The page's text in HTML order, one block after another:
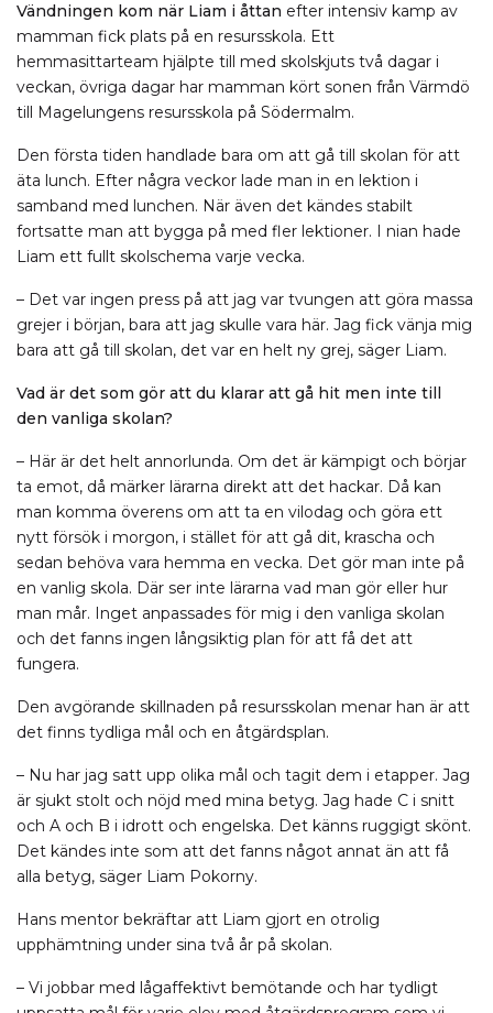
Vändningen kom när Liam i åttan efter intensiv kamp av
mamman fick plats på en resursskola. Ett
hemmasittarteam hjälpte till med skolskjuts två dagar i
veckan, övriga dagar har mamman kört sonen från Värmdö
till Magelungens resursskola på Södermalm.
Den första tiden handlade bara om att gå till skolan för att
äta lunch. Efter några veckor lade man in en lektion i
samband med lunchen. När även det kändes stabilt
fortsatte man att bygga på med fler lektioner. I nian hade
Liam ett fullt skolschema varje vecka.
– Det var ingen press på att jag var tvungen att göra massa
grejer i början, bara att jag skulle vara här. Jag fick vänja mig
bara att gå till skolan, det var en helt ny grej, säger Liam.
Vad är det som gör att du klarar att gå hit men inte till
den vanliga skolan?
– Här är det helt annorlunda. Om det är kämpigt och börjar
ta emot, då märker lärarna direkt att det hackar. Då kan
man komma överens om att ta en vilodag och göra ett
nytt försök i morgon, i stället för att gå dit, krascha och
sedan behöva vara hemma en vecka. Det gör man inte på
en vanlig skola. Där ser inte lärarna vad man gör eller hur
man mår. Inget anpassades för mig i den vanliga skolan
och det fanns ingen långsiktig plan för att få det att
fungera.
Den avgörande skillnaden på resursskolan menar han är att
det finns tydliga mål och en åtgärdsplan.
– Nu har jag satt upp olika mål och tagit dem i etapper. Jag
är sjukt stolt och nöjd med mina betyg. Jag hade C i snitt
och A och B i idrott och engelska. Det känns ruggigt skönt.
Det kändes inte som att det fanns något annat än att få
alla betyg, säger Liam Pokorny.
Hans mentor bekräftar att Liam gjort en otrolig
upphämtning under sina två år på skolan.
– Vi jobbar med lågaffektivt bemötande och har tydligt